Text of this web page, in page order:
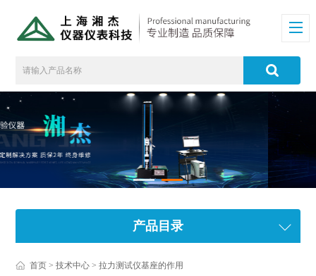
产品目录
首页 >技术中心 > 拉力测试仪基座的作用